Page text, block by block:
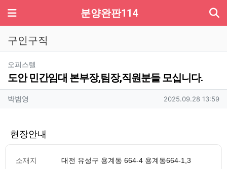
메뉴 분양완판114
구인구직
오피스텔
도안 민간임대 본부장,팀장,직원분들 모십니다.
작성자 정보
박범영 작성일
2025.09.28 13:59
현장안내
소재지 대전 유성구 용계동 664-4 용계동664-1,3